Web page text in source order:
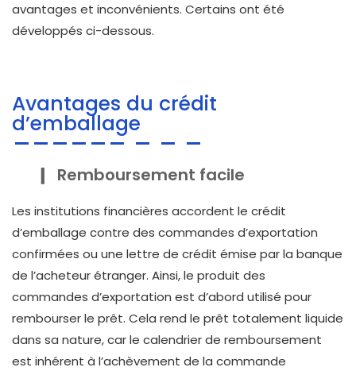
avantages et inconvénients. Certains ont été
développés ci-dessous.
Avantages du crédit
d’emballage
Remboursement facile
Les institutions financières accordent le crédit
d’emballage contre des commandes d’exportation
confirmées ou une lettre de crédit émise par la banque
de l’acheteur étranger. Ainsi, le produit des
commandes d’exportation est d’abord utilisé pour
rembourser le prêt. Cela rend le prêt totalement liquide
dans sa nature, car le calendrier de remboursement
est inhérent à l’achèvement de la commande